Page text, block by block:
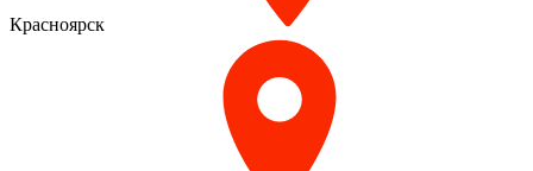
Красноярск